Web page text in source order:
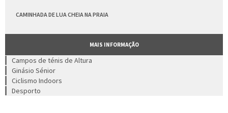
CAMINHADA DE LUA CHEIA NA PRAIA
MAIS INFORMAÇÃO
Campos de ténis de Altura
Ginásio Sénior
Ciclismo Indoors
Desporto